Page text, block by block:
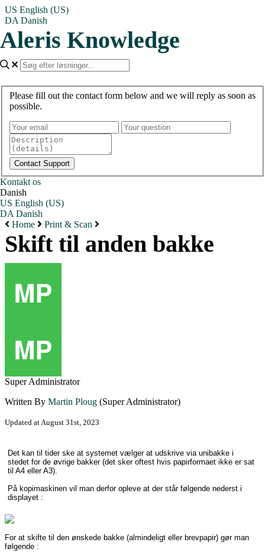
US English (US)
DA Danish
Aleris Knowledge
Please fill out the contact form below and we will reply as soon as
possible.
Kontakt os
Danish
US English (US)
DA Danish
Home
Print & Scan
Skift til anden bakke
Super Administrator
Written By Martin Ploug (Super Administrator)
Updated at August 31st, 2023
Det kan til tider ske at systemet vælger at udskrive via unibakke i
stedet for de øvrige bakker (det sker oftest hvis papirformaet ikke er sat
til A4 eller A3).
På kopimaskinen vil man derfor opleve at der står følgende nederst i
displayet :
For at skifte til den ønskede bakke (almindeligt eller brevpapir) gør man
følgende :